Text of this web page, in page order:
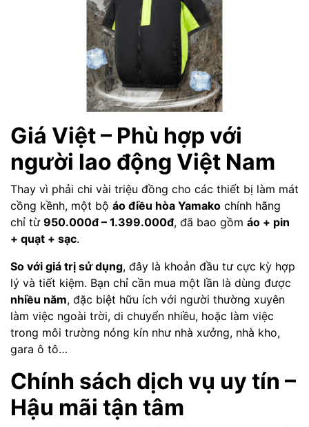
Giá Việt – Phù hợp với
người lao động Việt Nam
Thay vì phải chi vài triệu đồng cho các thiết bị làm mát
cồng kềnh, một bộ áo điều hòa Yamako chính hãng
chỉ từ 950.000đ – 1.399.000đ, đã bao gồm áo + pin
+ quạt + sạc.
So với giá trị sử dụng, đây là khoản đầu tư cực kỳ hợp
lý và tiết kiệm. Bạn chỉ cần mua một lần là dùng được
nhiều năm, đặc biệt hữu ích với người thường xuyên
làm việc ngoài trời, di chuyển nhiều, hoặc làm việc
trong môi trường nóng kín như nhà xưởng, nhà kho,
gara ô tô…
Chính sách dịch vụ uy tín –
Hậu mãi tận tâm